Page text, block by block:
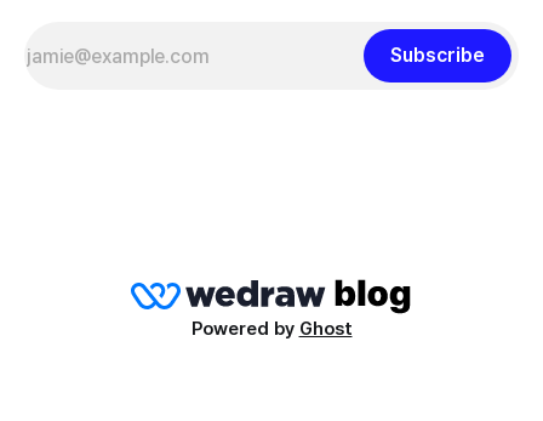
Subscribe
Powered by Ghost